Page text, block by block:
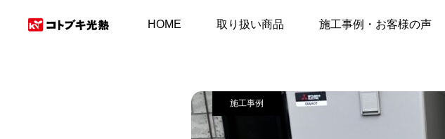
HOME 取り扱い商品 施工事例・お客様の声
施工事例＆お客様の声 施工事例 【エコキュ
施工事例